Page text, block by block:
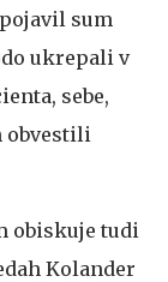
sum
ukrepali v
sebe,
obvestili
obiskuje tudi
Kolander